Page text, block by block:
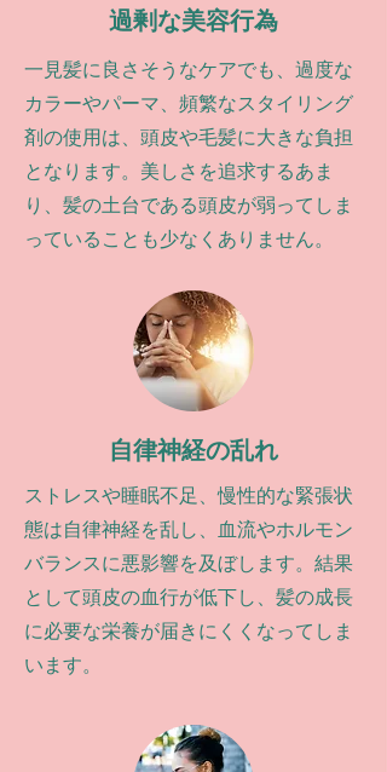
過剰な美容行為
一見髪に良さそうなケアでも、過度な
カラーやパーマ、頻繁なスタイリング
剤の使用は、頭皮や毛髪に大きな負担
となります。美しさを追求するあま
り、髪の土台である頭皮が弱ってしま
っていることも少なくありません。
自律神経の乱れ
ストレスや睡眠不足、慢性的な緊張状
態は自律神経を乱し、血流やホルモン
バランスに悪影響を及ぼします。結果
として頭皮の血行が低下し、髪の成長
に必要な栄養が届きにくくなってしま
います。